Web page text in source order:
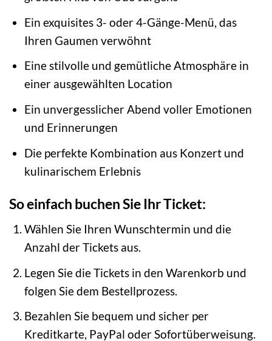
Ein exquisites 3- oder 4-Gänge-Menü, das
Ihren Gaumen verwöhnt
Eine stilvolle und gemütliche Atmosphäre in
einer ausgewählten Location
Ein unvergesslicher Abend voller Emotionen
und Erinnerungen
Die perfekte Kombination aus Konzert und
kulinarischem Erlebnis
So einfach buchen Sie Ihr Ticket:
Wählen Sie Ihren Wunschtermin und die
Anzahl der Tickets aus.
Legen Sie die Tickets in den Warenkorb und
folgen Sie dem Bestellprozess.
Bezahlen Sie bequem und sicher per
Kreditkarte, PayPal oder Sofortüberweisung.